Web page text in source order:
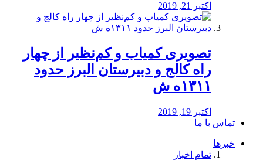
اکتبر 21, 2019
️تصویری کمیاب و کم‌نظیر از چهار
راه كالج و دبيرستان البرز حدود
۱۳۱۱ه ش
اکتبر 19, 2019
تماس با ما
خبرها
تمام اخبار